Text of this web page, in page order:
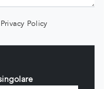
Privacy Policy